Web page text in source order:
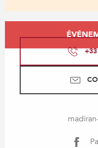
Ouverture et